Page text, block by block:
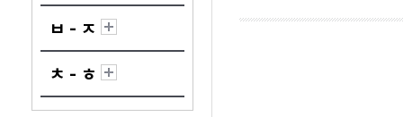
ㅂ - ㅈ
ㅊ - ㅎ